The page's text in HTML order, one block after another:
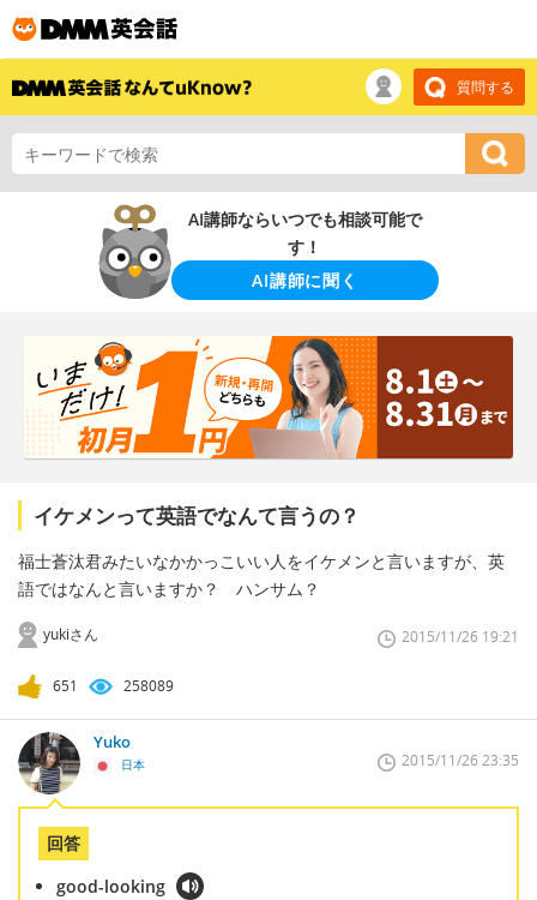
質問する
AI講師ならいつでも相談可能で
す！
AI講師に聞く
イケメンって英語でなんて言うの？
福士蒼汰君みたいなかかっこいい人をイケメンと言いますが、英
語ではなんと言いますか？ ハンサム？
yukiさん 2015/11/26 19:21
651 258089
Yuko
日本 2015/11/26 23:35
回答
good-looking